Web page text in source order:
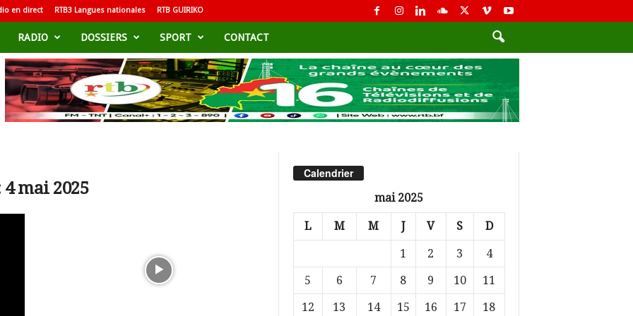
en direct RTB3 Langues nationales RTB GUIRIKO
RADIO DOSSIERS SPORT CONTACT
mai 2025
Calendrier
mai 2025
L M M J V S D
1 2 3
4
5
6 7 8 9 10
11
12
13 14 15 16 17
18